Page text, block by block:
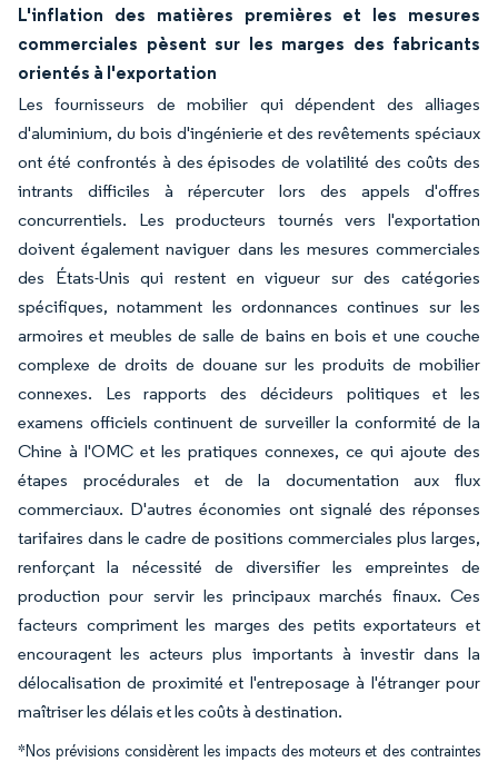
L'inflation des matières premières et les mesures
commerciales pèsent sur les marges des fabricants
orientés à l'exportation
Les fournisseurs de mobilier qui dépendent des alliages
d'aluminium, du bois d'ingénierie et des revêtements spéciaux
ont été confrontés à des épisodes de volatilité des coûts des
intrants difficiles à répercuter lors des appels d'offres
concurrentiels. Les producteurs tournés vers l'exportation
doivent également naviguer dans les mesures commerciales
des États-Unis qui restent en vigueur sur des catégories
spécifiques, notamment les ordonnances continues sur les
armoires et meubles de salle de bains en bois et une couche
complexe de droits de douane sur les produits de mobilier
connexes. Les rapports des décideurs politiques et les
examens officiels continuent de surveiller la conformité de la
Chine à l'OMC et les pratiques connexes, ce qui ajoute des
étapes procédurales et de la documentation aux flux
commerciaux. D'autres économies ont signalé des réponses
tarifaires dans le cadre de positions commerciales plus larges,
renforçant la nécessité de diversifier les empreintes de
production pour servir les principaux marchés finaux. Ces
facteurs compriment les marges des petits exportateurs et
encouragent les acteurs plus importants à investir dans la
délocalisation de proximité et l'entreposage à l'étranger pour
maîtriser les délais et les coûts à destination.
*Nos prévisions considèrent les impacts des moteurs et des contraintes